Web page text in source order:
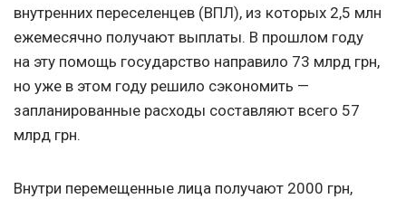
внутренних переселенцев (ВПЛ), из которых 2,5 млн
ежемесячно получают выплаты. В прошлом году
на эту помощь государство направило 73 млрд грн,
но уже в этом году решило сэкономить —
запланированные расходы составляют всего 57
млрд грн.
Внутри перемещенные лица получают 2000 грн,